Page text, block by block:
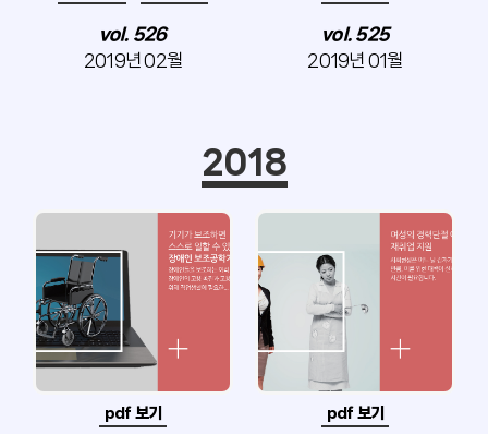
vol. 526
2019년 02월
vol. 525
2019년 01월
2018
pdf 보기 pdf 보기